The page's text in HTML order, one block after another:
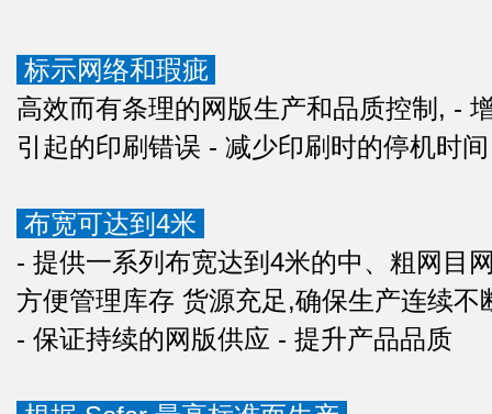
标示网络和瑕疵
高效而有条理的网版生产和品质控制, -
引起的印刷错误 - 减少印刷时的停机时
布宽可达到4米
- 提供一系列布宽达到4米的中、粗网目
方便管理库存 货源充足,确保生产连续不
- 保证持续的网版供应 - 提升产品品质